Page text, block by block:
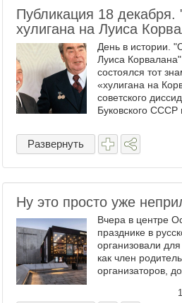
Публикация 18
хулигана на Луиса
День в истории.
Луиса
состоялся тот
«хулигана на
советского
Буковского СССР
Чили Луиса
Развернуть
Ну это просто уже
Вчера в центре
празднике в
организовали
как член
организаторов,